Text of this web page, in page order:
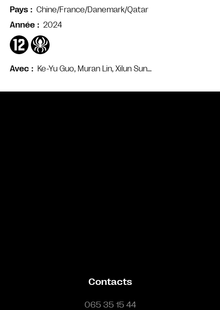
Avec Ke-Yu Guo, Muran Lin, Xilun Sun…
Pays
Chine/France/Danemark/Qatar
Année
2024
Contacts
065 35 15 44